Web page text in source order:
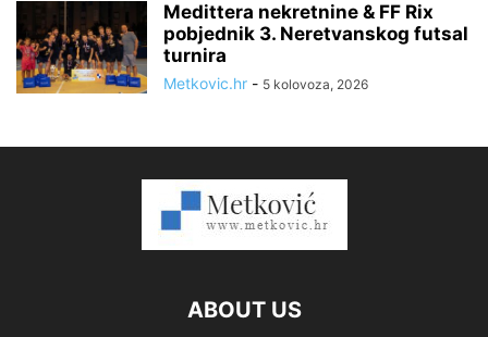
Medittera nekretnine & FF Rix
pobjednik 3. Neretvanskog futsal
turnira
Metkovic.hr - 5 kolovoza, 2026
ABOUT US